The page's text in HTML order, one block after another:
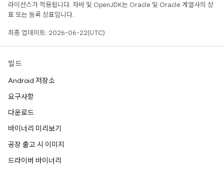
라이선스가 적용됩니다. 자바 및 OpenJDK는 Oracle 및 Oracle 계열사의 상
표 또는 등록 상표입니다.
최종 업데이트: 2026-06-22(UTC)
빌드
Android 저장소
요구사항
다운로드
바이너리 미리보기
공장 출고 시 이미지
드라이버 바이너리